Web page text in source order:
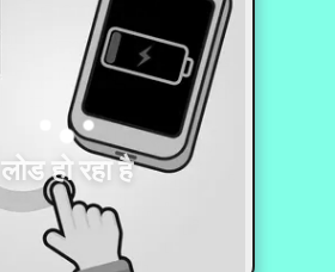
लोड हो रहा है